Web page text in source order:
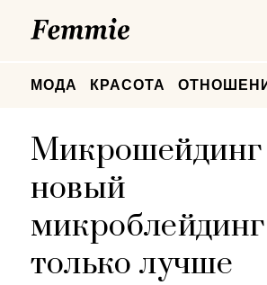
МОДА КРАСОТА
новый
только лучше